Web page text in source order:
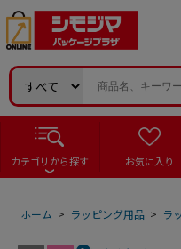
カテゴリから探す お気に入り
ホーム > ラッピング用品 > ラ